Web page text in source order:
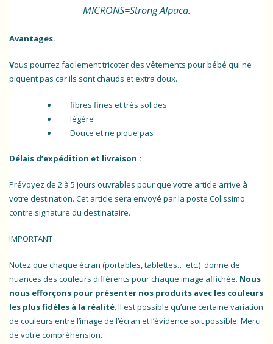
MICRONS=Strong Alpaca.
Avantages.
Vous pourrez facilement tricoter des vêtements pour bébé qui ne
piquent pas car ils sont chauds et extra doux.
fibres fines et très solides
légère
Douce et ne pique pas
Délais d’expédition et livraison :
Prévoyez de 2 à 5 jours ouvrables pour que votre article arrive à
votre destination. Cet article sera envoyé par la poste Colissimo
contre signature du destinataire.
IMPORTANT
Notez que chaque écran (portables, tablettes… etc.) donne de
nuances des couleurs différents pour chaque image affichée. Nous
nous efforçons pour présenter nos produits avec les couleurs
les plus fidèles à la réalité. Il est possible qu’une certaine variation
de couleurs entre l’image de l’écran et l’évidence soit possible. Merci
de votre compréhension.